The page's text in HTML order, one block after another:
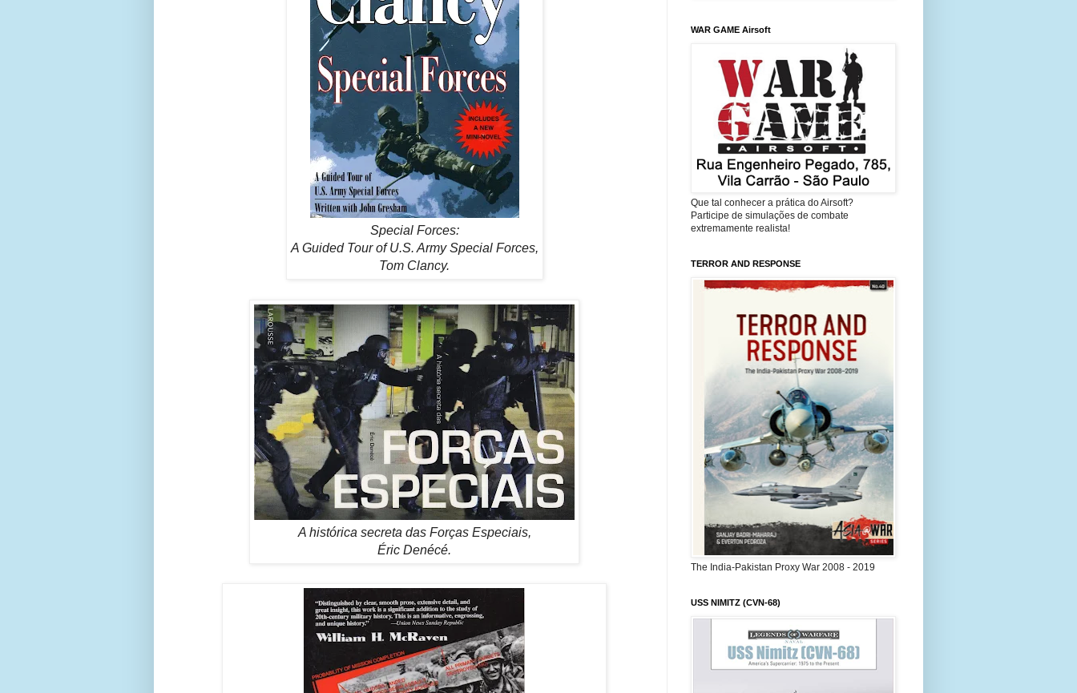
Special Forces:
A Guided Tour of U.S. Army Special Forces,
Tom Clancy.
A histórica secreta das Forças Especiais,
Éric Denécé.
WAR GAME Airsoft
Que tal conhecer a prática do Airsoft?
Participe de simulações de combate
extremamente realista!
TERROR AND RESPONSE
The India-Pakistan Proxy War 2008 - 2019
USS NIMITZ (CVN-68)